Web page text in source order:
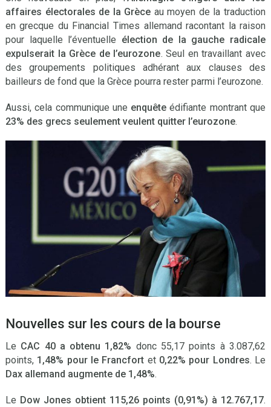
affaires électorales de la Grèce au moyen de la traduction
en grecque du Financial Times allemand racontant la raison
pour laquelle l’éventuelle élection de la gauche radicale
expulserait la Grèce de l’eurozone. Seul en travaillant avec
des groupements politiques adhérant aux clauses des
bailleurs de fond que la Grèce pourra rester parmi l’eurozone.
Aussi, cela communique une enquête édifiante montrant que
23% des grecs seulement veulent quitter l’eurozone.
Nouvelles sur les cours de la bourse
Le CAC 40 a obtenu 1,82% donc 55,17 points à 3.087,62
points, 1,48% pour le Francfort et 0,22% pour Londres. Le
Dax allemand augmente de 1,48%.
Le Dow Jones obtient 115,26 points (0,91%) à 12.767,17.